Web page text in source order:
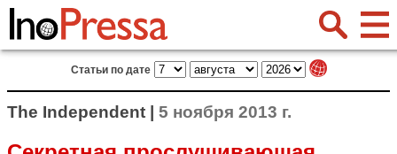
Статьи по дате
The Independent | 5 ноября 2013 г.